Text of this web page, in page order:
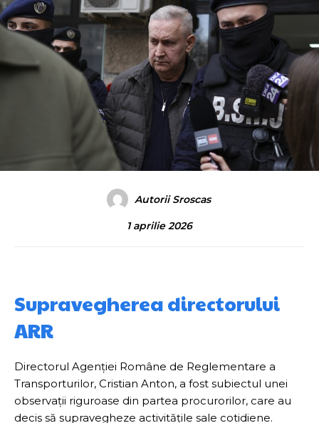
Autorii Sroscas
1 aprilie 2026
Supravegherea directorului
ARR
Directorul Agenției Române de Reglementare a
Transporturilor, Cristian Anton, a fost subiectul unei
observații riguroase din partea procurorilor, care au
decis să supravegheze activitățile sale cotidiene.